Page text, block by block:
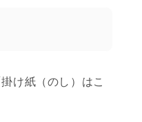
け紙（のし）はこ